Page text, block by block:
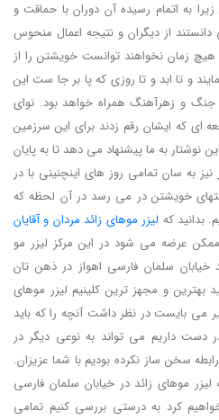
به اتمام رسیده آن دوران با حماقت و
از دیگران و نتیجه اعمال منحوس
زمان نخواهند توانست خویشتن را از
و تا ابد و تا روزی که پا بر جا ست این
و زهرآهنگ همراه خواهد بود. نوای
ای که ایشان رقم زدند برای این سرزمین
نوشتار به ما پیشنهاد می دهد تا به پایان
نیز به سان تمامی روز های اینچنینی با در
خویشتن در می رسد در آن لحظه که
بدانید که لیزر موهای زائد مردان و آقایان
عرضه می شود در این مرکز لیزر مو
خیابان سلمان فارسی اهواز در ذهن تان
بهترین و مجهز ترین کلینیم لیزر موهای
می بایست در نظر داشت آنچه را که باید
دست داریم می تواند به نوعی دیگر در
سخن ساز نکرده بودیم با شما عزیزان.
موهای زائد در خیابان سلمان فارسی
کرد به درستی بررسی کنیم تمامی